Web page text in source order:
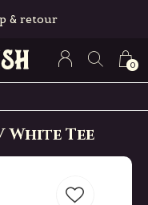
0
& retour
White Tee